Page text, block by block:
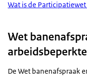
Wat is de Participatiewet
Wet
De Wet banenafspraak